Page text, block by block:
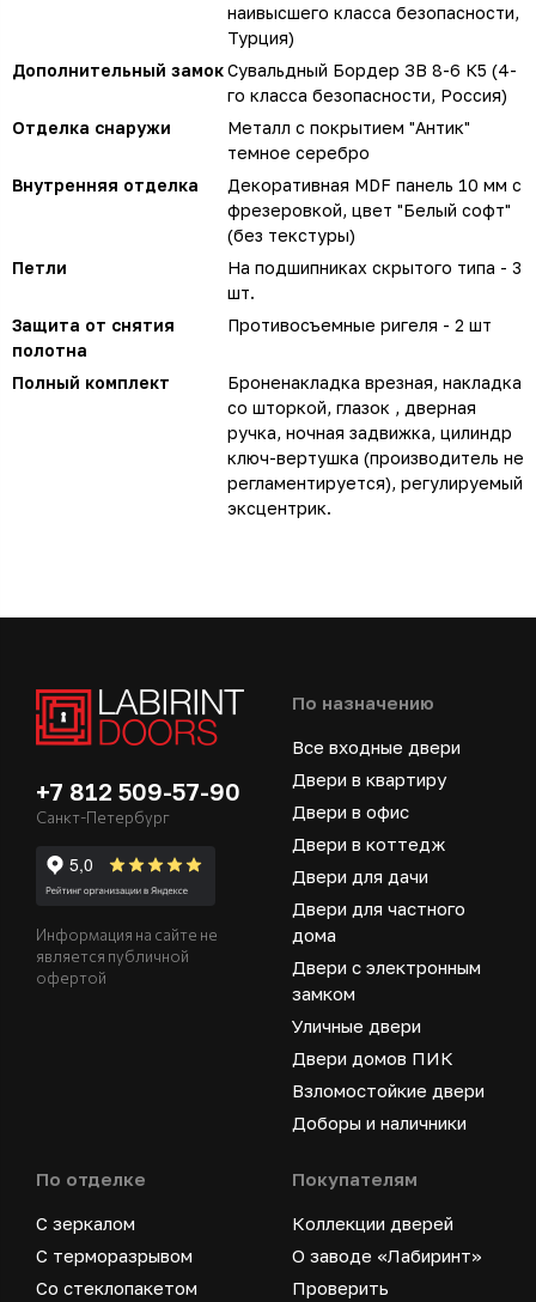
наивысшего класса безопасности,
Турция)
Дополнительный замокСувальдный Бордер ЗВ 8-6 К5 (4-
го класса безопасности, Россия)
Отделка снаружи
Металл с покрытием "Антик"
темное серебро
Внутренняя отделка
Декоративная MDF панель 10 мм с
фрезеровкой, цвет "Белый софт"
(без текстуры)
Петли
На подшипниках скрытого типа - 3
шт.
Защита от снятия
полотна
Противосъемные ригеля - 2 шт
Полный комплект
Броненакладка врезная, накладка
со шторкой, глазок , дверная
ручка, ночная задвижка, цилиндр
ключ-вертушка (производитель не
регламентируется), регулируемый
эксцентрик.
+7 812 509-57-90
Санкт-Петербург
Информация на сайте не
является публичной
офертой
По назначению
Все входные двери
Двери в квартиру
Двери в офис
Двери в коттедж
Двери для дачи
Двери для частного
дома
Двери с электронным
замком
Уличные двери
Двери домов ПИК
Взломостойкие двери
Доборы и наличники
По отделке
С зеркалом
С терморазрывом
Со стеклопакетом
Покупателям
Коллекции дверей
О заводе «Лабиринт»
Проверить